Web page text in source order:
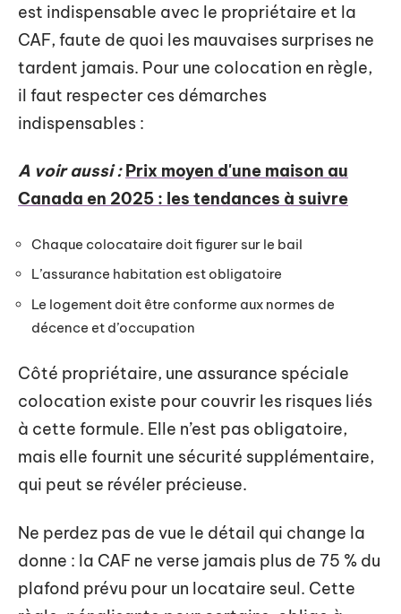
est indispensable avec le propriétaire et la
CAF, faute de quoi les mauvaises surprises ne
tardent jamais. Pour une colocation en règle,
il faut respecter ces démarches
indispensables :
A voir aussi : Prix moyen d'une maison au
Canada en 2025 : les tendances à suivre
Chaque colocataire doit figurer sur le bail
L’assurance habitation est obligatoire
Le logement doit être conforme aux normes de
décence et d’occupation
Côté propriétaire, une assurance spéciale
colocation existe pour couvrir les risques liés
à cette formule. Elle n’est pas obligatoire,
mais elle fournit une sécurité supplémentaire,
qui peut se révéler précieuse.
Ne perdez pas de vue le détail qui change la
donne : la CAF ne verse jamais plus de 75 % du
plafond prévu pour un locataire seul. Cette